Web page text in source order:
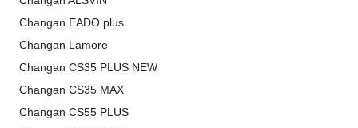
Changan EADO plus
Changan Lamore
Changan CS35 PLUS NEW
Changan CS35 MAX
Changan CS55 PLUS